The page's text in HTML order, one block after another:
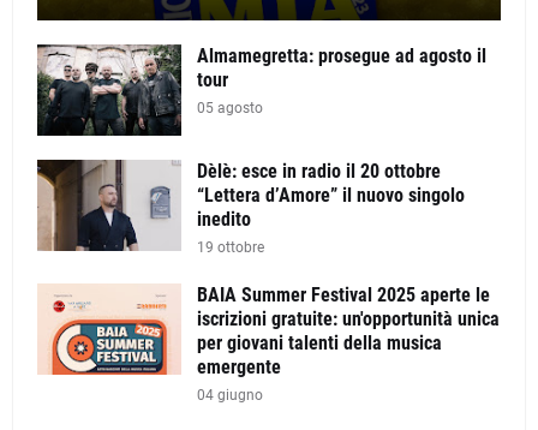
Almamegretta: prosegue ad agosto il
tour
05 agosto
Dèlè: esce in radio il 20 ottobre
“Lettera d’Amore” il nuovo singolo
inedito
19 ottobre
BAIA Summer Festival 2025 aperte le
iscrizioni gratuite: un'opportunità unica
per giovani talenti della musica
emergente
04 giugno